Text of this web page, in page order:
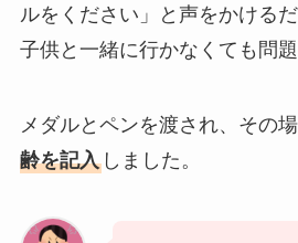
ルをください」と声をかける
子供と一緒に行かなくても問題
メダルとペンを渡され、その
齢を記入しました。